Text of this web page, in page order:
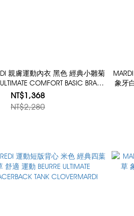
親膚運動內衣 黑色 經典小雛菊
COMFORT BASIC BRA
THEFLOWER
NT$1,368
NT$2,280
象牙